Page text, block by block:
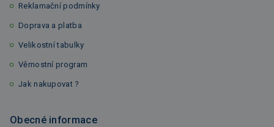
Reklamační podmínky
Doprava a platba
Velikostní tabulky
Věrnostní program
Jak nakupovat ?
Obecné informace